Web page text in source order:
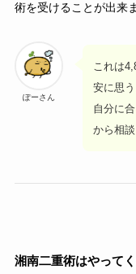
術を受けることが出来
ぽーさん
これは
安に思
自分に
から相
湘南二重術はやって